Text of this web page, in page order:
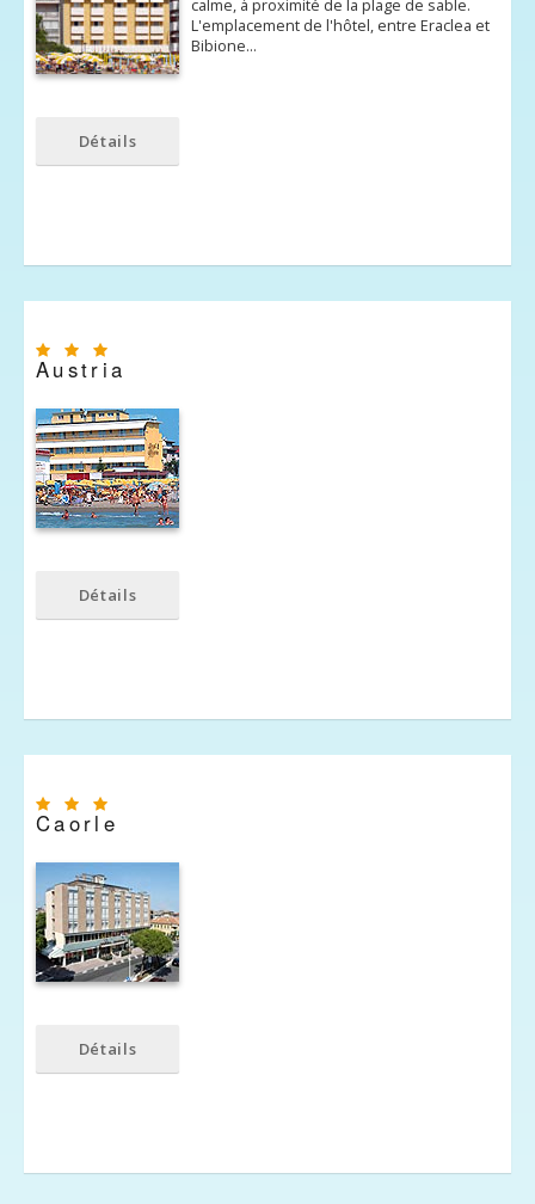
calme, à proximité de la plage de sable.
L'emplacement de l'hôtel, entre Eraclea et
Bibione…
Détails
Austria
Détails
Caorle
Détails